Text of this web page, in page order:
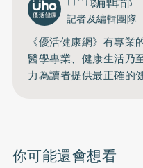
記者及編輯團隊
《優活健康網》有專
醫學專業、健康生活乃
力為讀者提供最正確的
你可能還會想看